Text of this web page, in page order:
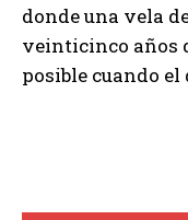
donde una vela
veinticinco años
posible cuando